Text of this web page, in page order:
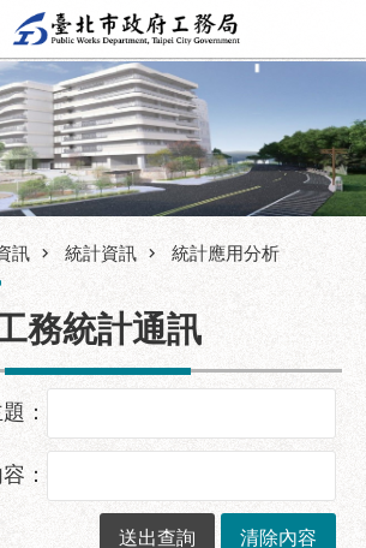
訊 統計資訊
統計應用分析
務統計通訊
：
：